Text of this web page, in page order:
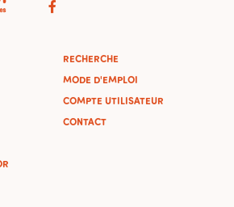
RECHERCHE
MODE D'EMPLOI
COMPTE UTILISATEUR
CONTACT